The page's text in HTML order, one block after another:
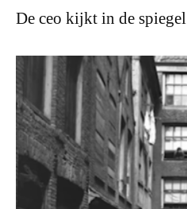
De ceo kijkt in de spiegel